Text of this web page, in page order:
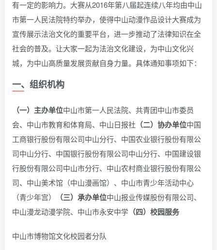
有一定的影响力。大赛从2016年第八届起连续八年均由中山
市第一人民法院特约举办，使得中山动漫作品设计大赛成为
宣传展示法治文化的重要平台，进一步推动了法律知识在全
社会的普及。让大家一起为法治文化建设，为中山文化兴
城，为中山高质量发展贡献自身力量。具体通知事项如下：
一、组织机构
（一）主办单位中山市第一人民法院、共青团中山市委员
会、中山市教育和体育局、中山日报社 （二）协办单位中国
工商银行股份有限公司中山分行、中国农业银行股份有限公
司中山分行、中国银行股份有限公司中山分行、中国建设银
行股份有限公司中山市分行、中山农村商业银行股份有限公
司、中山美术馆（中山漫画馆）、中山市青少年活动中心
（青少年宫）
（三）承办单位中山报业传媒股份有限公司、
中山漫龙动漫学院、中山市永安中学 （四）校园服务
中山市博物馆文化校园者分队